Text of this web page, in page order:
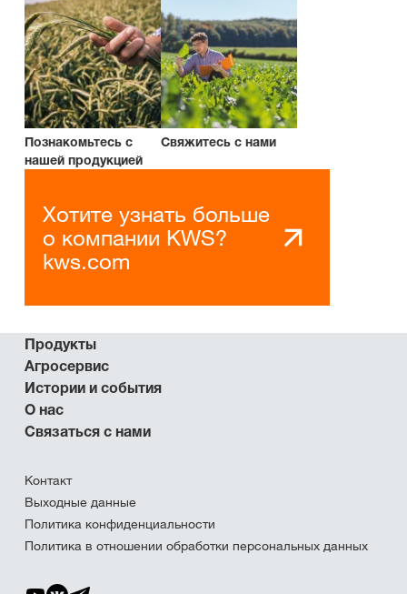
Познакомьтесь с
нашей продукцией
Свяжитесь с нами
Хотите узнать больше
о компании KWS?
kws.com
Продукты
Агросервис
Истории и события
О нас
Связаться с нами
Контакт
Выходные данные
Политика конфиденциальности
Политика в отношении обработки персональных данных